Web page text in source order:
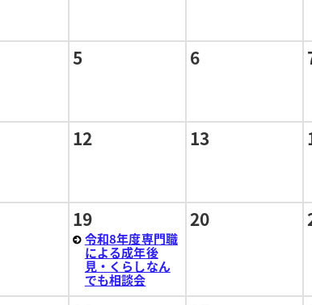
5 6
12 13
19
令和8年度専門職
による成年後
見・くらしなん
でも相談会
20